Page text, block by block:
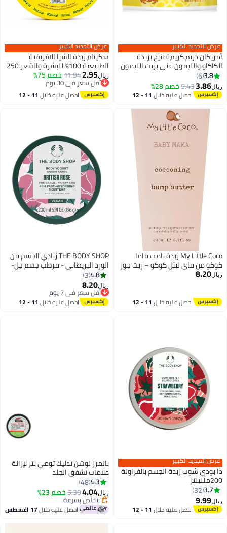
عرض التجديد الكبير
أمريكان دريم كريم تفتيح بزبدة
الكاكاو والليمون غني بزيت الليمون
وفيتامين اي 500 مل
3.8
6
ريال3.86
5.43خصم 28%
احصل عليه خلال 11 - 12
عرض التجديد الكبير
سكينام زبدة الشيا الافريقية
الطبيعية 100% للبشرة والشعر 250
مل
ريال2.95
11.94خصم 75%
أقل سعر في 30 يوم
أقل سعر في 30 يوماحصل عليه خلال 11 - 12
My Little Coco زبدة بامب ماما
كوكو من ماي ليتل كوكو – زيت جوز
الهند العضوي الخفيف، زبدة الشيا
ريال8.20
احصل عليه خلال 11 - 12
THE BODY SHOP زبادي الجسم من
الورد البريطاني - مرطب جسم جل-
كريم خفيف الوزن مع زبدة الشيا
وحليب اللوز | ينعّم، يُسهل ويُرطب
دهني، سريع الامتصاص | رائحة الورد
الزهرية، 200 مل
4.8
3
ريال8.20
أقل سعر في 7 يوم
بتخلّص بسرعة
أقل سعر في 7 يوماحصل عليه خلال 11 - 12
عرض التجديد الكبير
ذا بودي شوب زبدة الجسم بالفراولة
200ملليلتر
3.7
32
ريال9.99
احصل عليه خلال 11 - 12
بالمرز لوشن تدليك تومي بتر لإزالة
علامات تشقق الجلد
4.3
48
ريال4.04
5.30خصم 23%بتخلّص بسرعة
تم بيع +10 مؤخرًا
بتخلّص بسرعةاحصل عليه خلال17 اغسطس